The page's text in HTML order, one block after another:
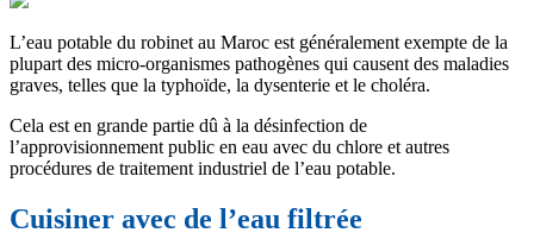
L’eau potable du robinet au Maroc est généralement exempte de la
plupart des micro-organismes pathogènes qui causent des maladies
graves, telles que la typhoïde, la dysenterie et le choléra.
Cela est en grande partie dû à la désinfection de
l’approvisionnement public en eau avec du chlore et autres
procédures de traitement industriel de l’eau potable.
Cuisiner avec de l’eau filtrée